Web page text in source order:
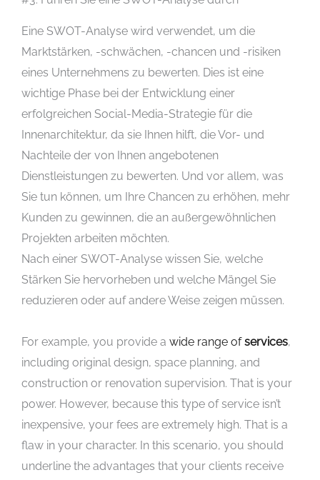
Eine SWOT-Analyse wird verwendet, um die
Marktstärken, -schwächen, -chancen und -risiken
eines Unternehmens zu bewerten. Dies ist eine
wichtige Phase bei der Entwicklung einer
erfolgreichen Social-Media-Strategie für die
Innenarchitektur, da sie Ihnen hilft, die Vor- und
Nachteile der von Ihnen angebotenen
Dienstleistungen zu bewerten. Und vor allem, was
Sie tun können, um Ihre Chancen zu erhöhen, mehr
Kunden zu gewinnen, die an außergewöhnlichen
Projekten arbeiten möchten.
Nach einer SWOT-Analyse wissen Sie, welche
Stärken Sie hervorheben und welche Mängel Sie
reduzieren oder auf andere Weise zeigen müssen.
For example, you provide a wide range ofservices,
including original design, space planning, and
construction or renovation supervision. That is your
power. However, because this type of service isn’t
inexpensive, your fees are extremely high. That is a
flaw in your character. In this scenario, you should
underline the advantages that your clients receive